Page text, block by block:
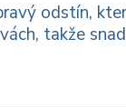
odstín,
takže